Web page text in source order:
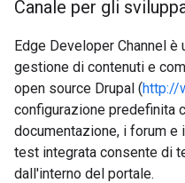
Canale per gli
Edge Developer Channel
gestione di contenuti e
open source Drupal (http://
configurazione predefinita
documentazione, i forum e
test integrata consente di
dall'interno del portale.